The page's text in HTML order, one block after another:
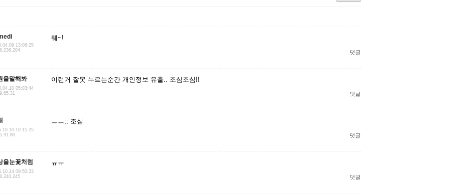
13:08:25
퉤~!
댓글
을말해봐
05:03:44
이런거 잘못 누르는순간 개인정보 유출.. 조심조심!!
댓글
10:15:25
ㅡㅡ;; 조심
댓글
을눈꽃처럼
09:50:33
ㅠㅠ
댓글